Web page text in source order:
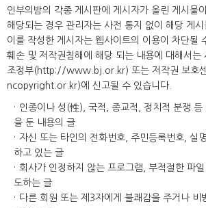
인부의밤의 각종 게시판에 게시자가 올린 게시물
해당되는 경우 관리자는 사전 통지 없이 해당 게시
이를 작성한 게시자는 웹사이트의 이용이 차단될
훼손 및 저작권침해에 해당 되는 내용에 대해서는
조정부(http://www.bj.or.kr) 또는 저작권 보
ncopyright.or.kr)에 신고될 수 있습니다.
인종이나 성(性), 국적, 종교적, 정치적 분쟁 등
을 둔 내용의 글
자신 또는 타인의 전화번호, 주민등록번호, 실
하고 있는 글
회사가 인정하지 않는 프로그램, 부적절한 파
도하는 글
다른 회원 또는 제3자에게 불쾌감을 주거나 비